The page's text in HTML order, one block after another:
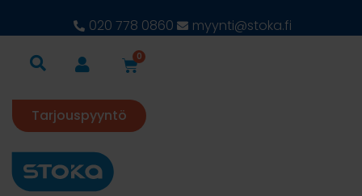
020 778 0860 myynti@stoka.fi
0
Tarjouspyyntö